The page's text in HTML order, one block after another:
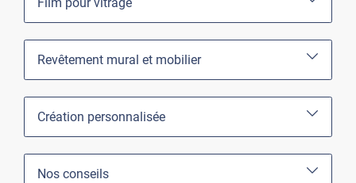
Revêtement mural et mobilier
Création personnalisée
Nos conseils